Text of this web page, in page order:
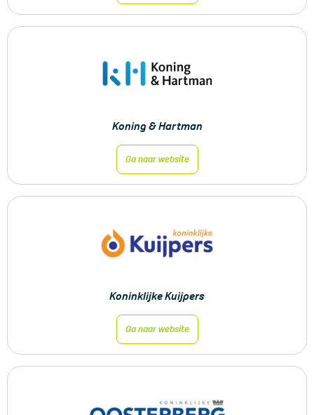
Koning & Hartman
Ga naar website
Koninklijke Kuijpers
Ga naar website